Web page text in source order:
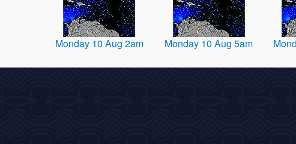
Monday 10 Aug 2am Monday 10 Aug 5am